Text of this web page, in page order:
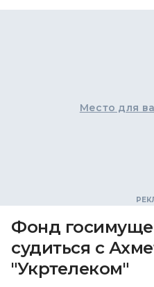
Место для
Фонд
судиться с
"Укртелеком"